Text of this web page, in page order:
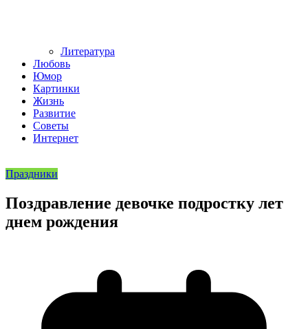
Литература
Любовь
Юмор
Картинки
Жизнь
Развитие
Советы
Интернет
Праздники
Поздравление девочке подростку лет
днем рождения